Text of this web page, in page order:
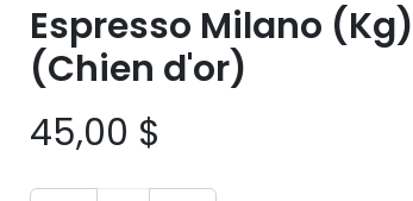
Espresso Milano
(Chien d'or)
45,00 $